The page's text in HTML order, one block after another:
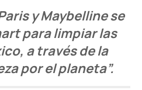
y Maybelline se
para limpiar las
a través de la
por el planeta”.